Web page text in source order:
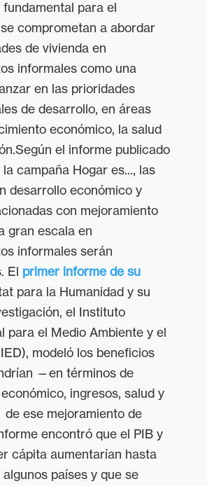
para el
comprometan a abordar
de vivienda en
informales como una
en las prioridades
de desarrollo, en áreas
económico, la salud
el informe publicado
campaña Hogar es..., las
desarrollo económico y
con mejoramiento
gran escala en
informales serán
El primer informe de su
para la Humanidad y su
el Instituto
para el Medio Ambiente y el
modeló los beneficios
—en términos de
ingresos, salud y
ese mejoramiento de
encontró que el PIB y
cápita aumentarían hasta
algunos países y que se